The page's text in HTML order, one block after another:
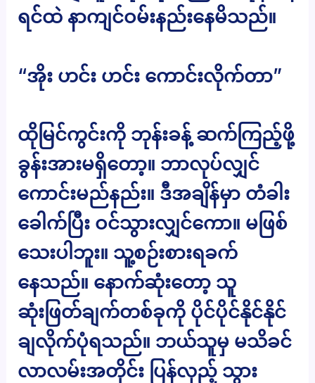
ရင်ထဲ နာကျင်ဝမ်းနည်းနေမိသည်။
“အိုး ဟင်း ဟင်း ကောင်းလိုက်တာ”
ထိုမြင်ကွင်းကို ဘုန်းခန့် ဆက်ကြည့်ဖို့
ခွန်းအားမရှိတော့။ ဘာလုပ်လျှင်
ကောင်းမည်နည်း။ ဒီအချိန်မှာ တံခါး
ခေါက်ပြီး ဝင်သွားလျှင်ကော။ မဖြစ်
သေးပါဘူး။ သူ့စဉ်းစားရခက်
နေသည်။ နောက်ဆုံးတော့ သူ
ဆုံးဖြတ်ချက်တစ်ခုကို ပိုင်ပိုင်နိုင်နိုင်
ချလိုက်ပုံရသည်။ ဘယ်သူမှ မသိခင်
လာလမ်းအတိုင်း ပြန်လှည့် သွား